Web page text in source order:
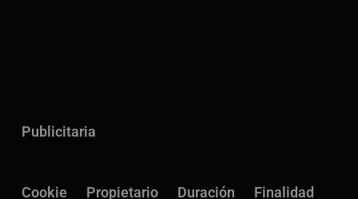
Publicitaria
Cookie Propietario Duración Finalidad